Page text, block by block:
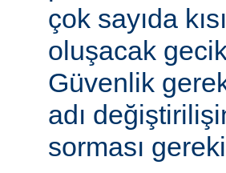
çok sayıda
oluşacak
Güvenlik
adı
sorması